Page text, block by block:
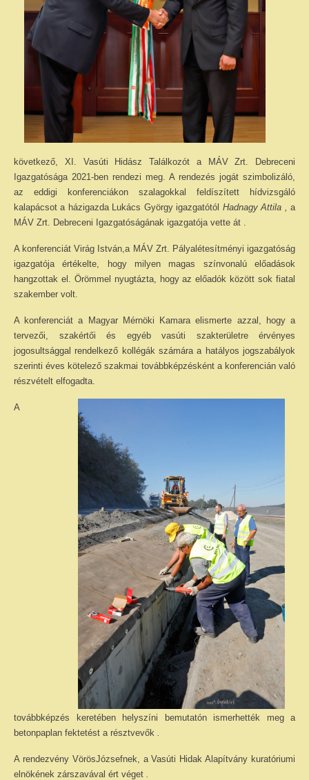
következő, XI. Vasúti Hidász Találkozót a MÁV Zrt. Debreceni
Igazgatósága 2021-ben rendezi meg. A rendezés jogát szimbolizáló,
az eddigi konferenciákon szalagokkal feldíszített hídvizsgáló
kalapácsot a házigazda Lukács György igazgatótól HadnagyAttila ,a
MÁV Zrt. Debreceni Igazgatóságának igazgatója vette át .
A konferenciát Virág István,a MÁV Zrt. Pályalétesítményi igazgatóság
igazgatója értékelte, hogy milyen magas színvonalú előadások
hangzottak el. Örömmel nyugtázta, hogy az előadók között sok fiatal
szakember volt.
A konferenciát a Magyar Mérnöki Kamara elismerte azzal, hogy a
tervezői, szakértői és egyéb vasúti szakterületre érvényes
jogosultsággal rendelkező kollégák számára a hatályos jogszabályok
szerinti éves kötelező szakmai továbbképzésként a konferencián való
részvételt elfogadta.
A
továbbképzés keretében helyszíni bemutatón ismerhették meg a
betonpaplan fektetést a résztvevők .
A rendezvény VörösJózsefnek, a Vasúti Hidak Alapítvány kuratóriumi
elnökének zárszavával ért véget .